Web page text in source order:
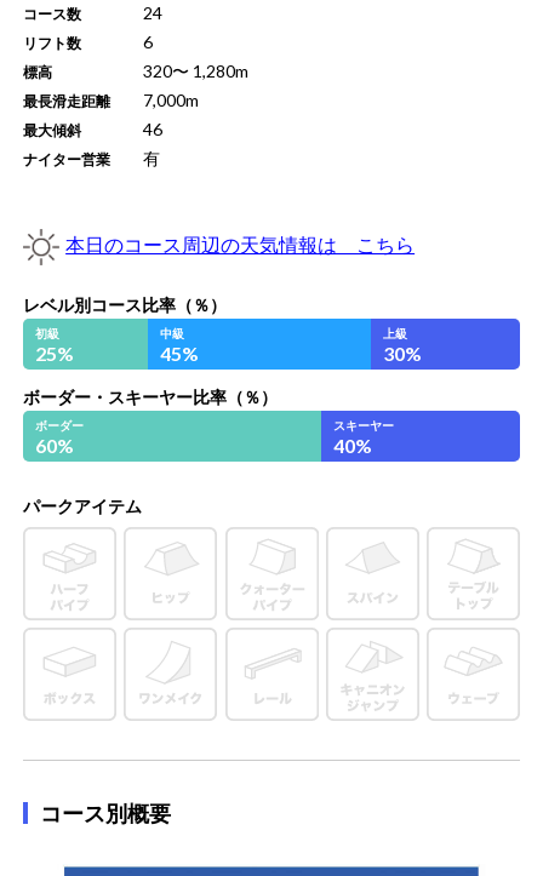
コース数 24
リフト数 6
標高 320〜 1,280m
最長滑走距離 7,000m
最大傾斜 46
ナイター営業 有
本日のコース周辺の天気情報は こちら
レベル別コース比率（％）
初級
25%
中級
45%
上級
30%
ボーダー・スキーヤー比率（％）
ボーダー
60%
スキーヤー
40%
パークアイテム
コース別概要